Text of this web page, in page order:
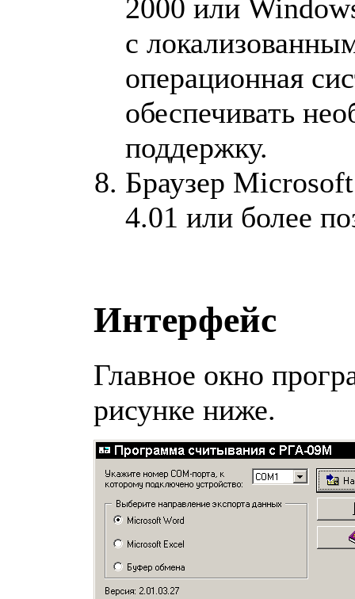
2000 или
с
операционная
обеспечивать
поддержку.
Браузер
4.01 или более
Интерфейс
Главное окно
рисунке ниже.